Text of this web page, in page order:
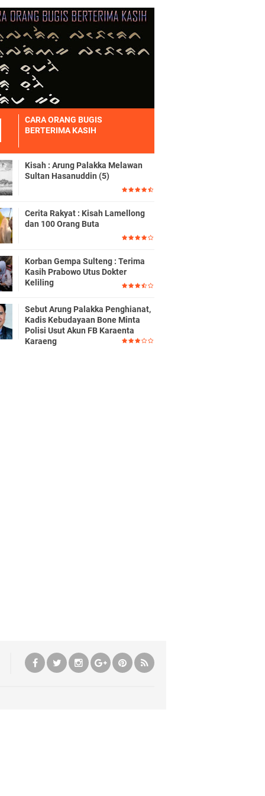
CARA ORANG BUGIS
BERTERIMA KASIH
Kisah : Arung Palakka Melawan
Sultan Hasanuddin (5)
Cerita Rakyat : Kisah Lamellong
dan 100 Orang Buta
Korban Gempa Sulteng : Terima
Kasih Prabowo Utus Dokter
Keliling
Sebut Arung Palakka Penghianat,
Kadis Kebudayaan Bone Minta
Polisi Usut Akun FB Karaenta
Karaeng